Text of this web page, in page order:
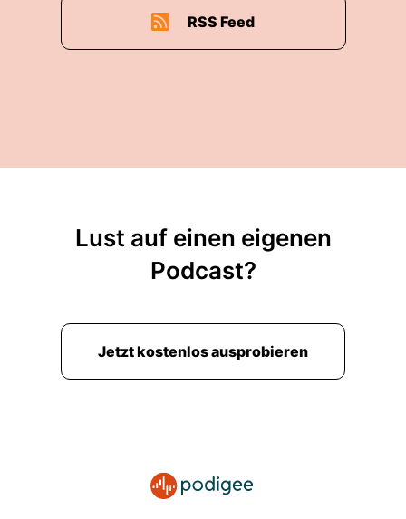
RSS Feed
Lust auf einen eigenen
Podcast?
Jetzt kostenlos ausprobieren